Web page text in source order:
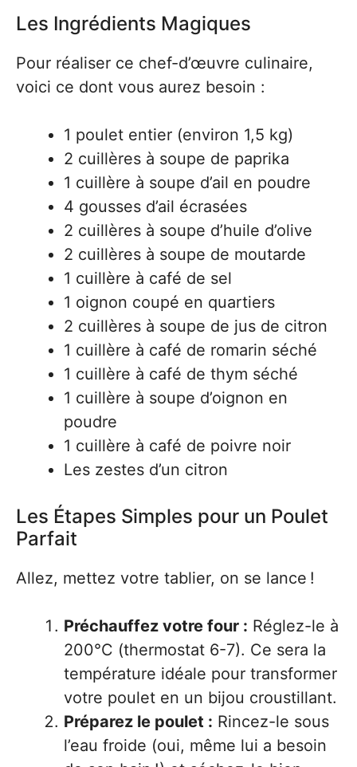
Les Ingrédients Magiques
Pour réaliser ce chef-d’œuvre culinaire,
voici ce dont vous aurez besoin :
1 poulet entier (environ 1,5 kg)
2 cuillères à soupe de paprika
1 cuillère à soupe d’ail en poudre
4 gousses d’ail écrasées
2 cuillères à soupe d’huile d’olive
2 cuillères à soupe de moutarde
1 cuillère à café de sel
1 oignon coupé en quartiers
2 cuillères à soupe de jus de citron
1 cuillère à café de romarin séché
1 cuillère à café de thym séché
1 cuillère à soupe d’oignon en
poudre
1 cuillère à café de poivre noir
Les zestes d’un citron
Les Étapes Simples pour un Poulet
Parfait
Allez, mettez votre tablier, on se lance !
Préchauffez votre four : Réglez-le à
200°C (thermostat 6-7). Ce sera la
température idéale pour transformer
votre poulet en un bijou croustillant.
Préparez le poulet : Rincez-le sous
l’eau froide (oui, même lui a besoin